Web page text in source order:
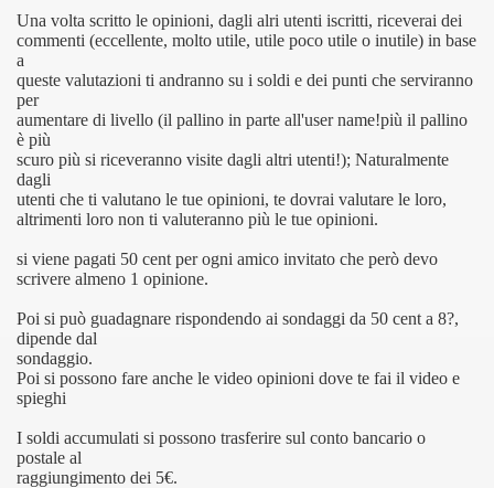
Una volta scritto le opinioni, dagli alri utenti iscritti, riceverai dei
commenti (eccellente, molto utile, utile poco utile o inutile) in base
a
queste valutazioni ti andranno su i soldi e dei punti che serviranno
per
aumentare di livello (il pallino in parte all'user name!più il pallino
è più
scuro più si riceveranno visite dagli altri utenti!); Naturalmente
dagli
utenti che ti valutano le tue opinioni, te dovrai valutare le loro,
altrimenti loro non ti valuteranno più le tue opinioni.
si viene pagati 50 cent per ogni amico invitato che però devo
scrivere almeno 1 opinione.
Poi si può guadagnare rispondendo ai sondaggi da 50 cent a 8?,
dipende dal
sondaggio.
Poi si possono fare anche le video opinioni dove te fai il video e
spieghi
I soldi accumulati si possono trasferire sul conto bancario o
postale al
raggiungimento dei 5€.